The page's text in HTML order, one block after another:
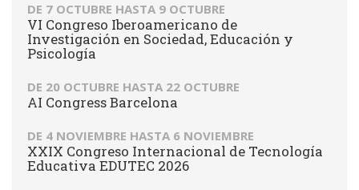
DE 7 OCTUBRE HASTA 9 OCTUBRE
VI Congreso Iberoamericano de
Investigación en Sociedad, Educación y
Psicología
DE 20 OCTUBRE HASTA 22 OCTUBRE
AI Congress Barcelona
DE 4 NOVIEMBRE HASTA 6 NOVIEMBRE
XXIX Congreso Internacional de Tecnología
Educativa EDUTEC 2026